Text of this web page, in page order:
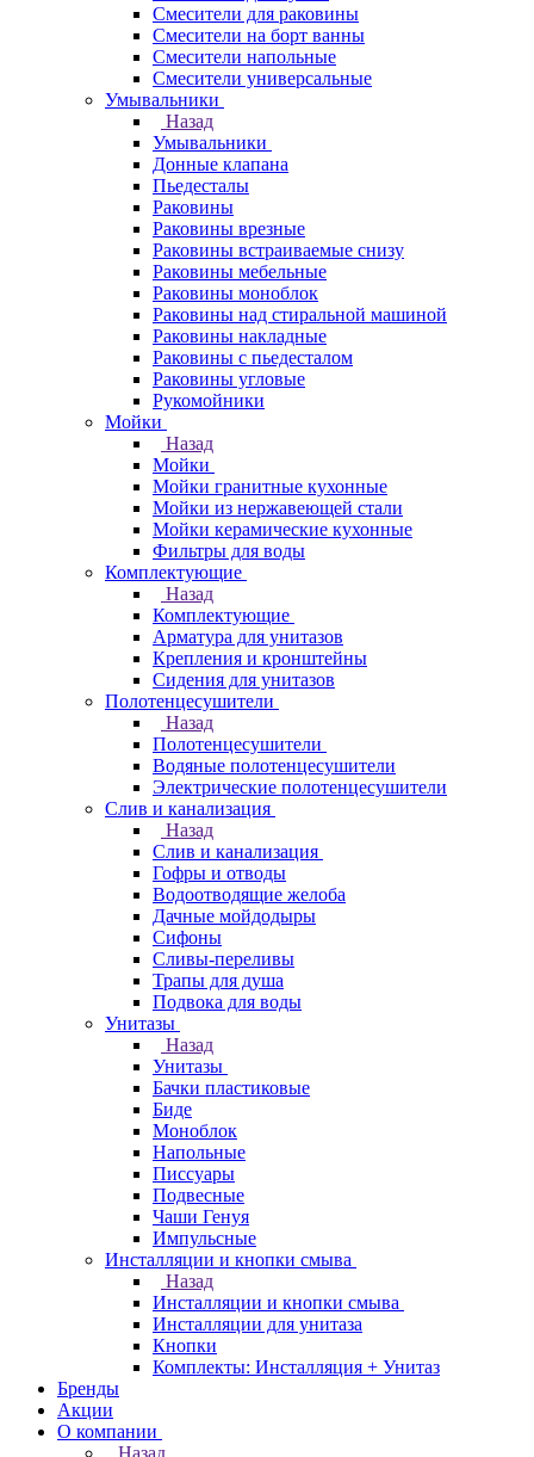
Смесители для раковины
Смесители на борт ванны
Смесители напольные
Смесители универсальные
Умывальники
Назад
Умывальники
Донные клапана
Пьедесталы
Раковины
Раковины врезные
Раковины встраиваемые снизу
Раковины мебельные
Раковины моноблок
Раковины над стиральной машиной
Раковины накладные
Раковины с пьедесталом
Раковины угловые
Рукомойники
Мойки
Назад
Мойки
Мойки гранитные кухонные
Мойки из нержавеющей стали
Мойки керамические кухонные
Фильтры для воды
Комплектующие
Назад
Комплектующие
Арматура для унитазов
Крепления и кронштейны
Сидения для унитазов
Полотенцесушители
Назад
Полотенцесушители
Водяные полотенцесушители
Электрические полотенцесушители
Слив и канализация
Назад
Слив и канализация
Гофры и отводы
Водоотводящие желоба
Дачные мойдодыры
Сифоны
Сливы-переливы
Трапы для душа
Подвока для воды
Унитазы
Назад
Унитазы
Бачки пластиковые
Биде
Моноблок
Напольные
Писсуары
Подвесные
Чаши Генуя
Импульсные
Инсталляции и кнопки смыва
Назад
Инсталляции и кнопки смыва
Инсталляции для унитаза
Кнопки
Комплекты: Инсталляция + Унитаз
Бренды
Акции
О компании
Назад